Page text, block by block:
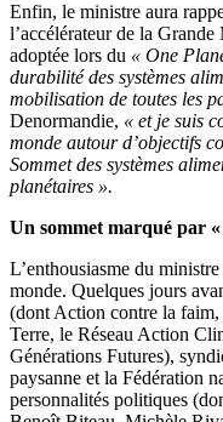
Enfin, le ministre aura
l’accélérateur de la
adoptée lors du « One
durabilité des systèmes
mobilisation de toutes les
Denormandie, « et je suis
monde autour d’objectifs
Sommet des systèmes
planétaires ».
Un sommet marqué par
L’enthousiasme du
monde. Quelques jours
(dont Action contre la faim,
Terre, le Réseau Action
Générations Futures),
paysanne et la Fédération
personnalités politiques